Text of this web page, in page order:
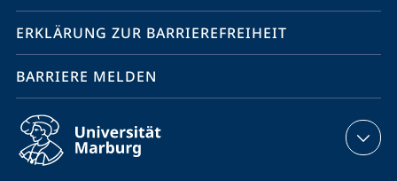
ERKLÄRUNG ZUR BARRIEREFREIHEIT
BARRIERE MELDEN